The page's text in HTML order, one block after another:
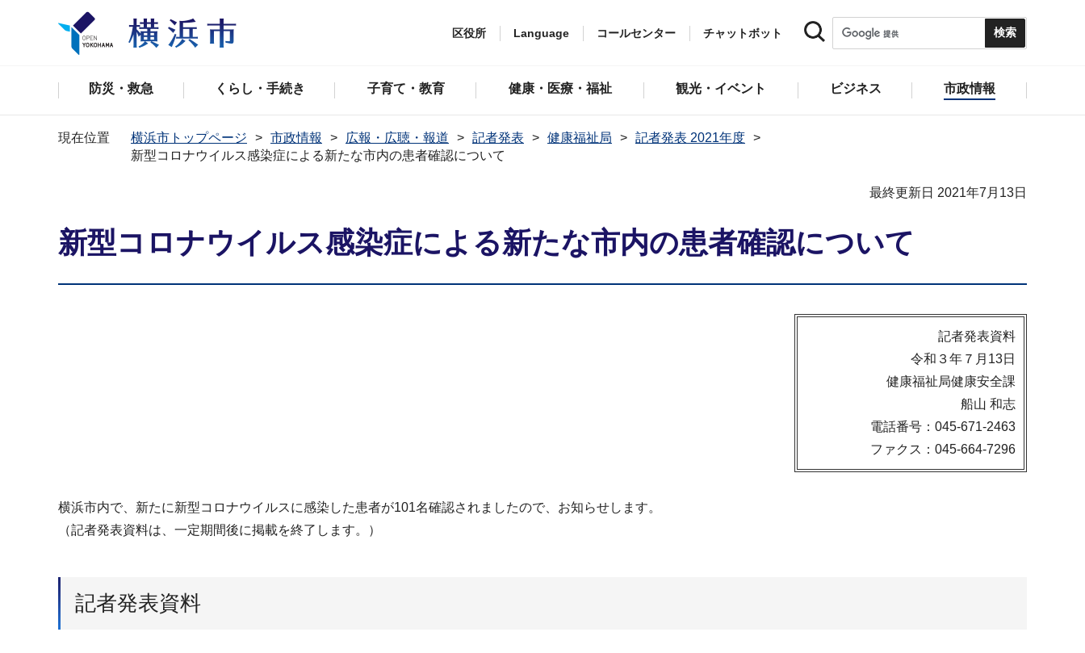
区役所 Language コールセンター チャットボット
防災・救急 くらし・手続き 子育て・教育 健康・医療・福祉 観光・イベント ビジネス 市政情報
現在位置 横浜市トップページ 市政情報 広報・広聴・報道 記者発表 健康福祉局
記者発表 2021年度
新型コロナウイルス感染症による新たな市内の患者確認について
最終更新日 2021年7月13日
新型コロナウイルス感染症による新たな市内の患者確認について
記者発表資料
令和３年７月13日
健康福祉局健康安全課
船山 和志
電話番号：045-671-2463
ファクス：045-664-7296
横浜市内で、新たに新型コロナウイルスに感染した患者が101名確認されましたので、お知らせします。
（記者発表資料は、一定期間後に掲載を終了します。）
記者発表資料